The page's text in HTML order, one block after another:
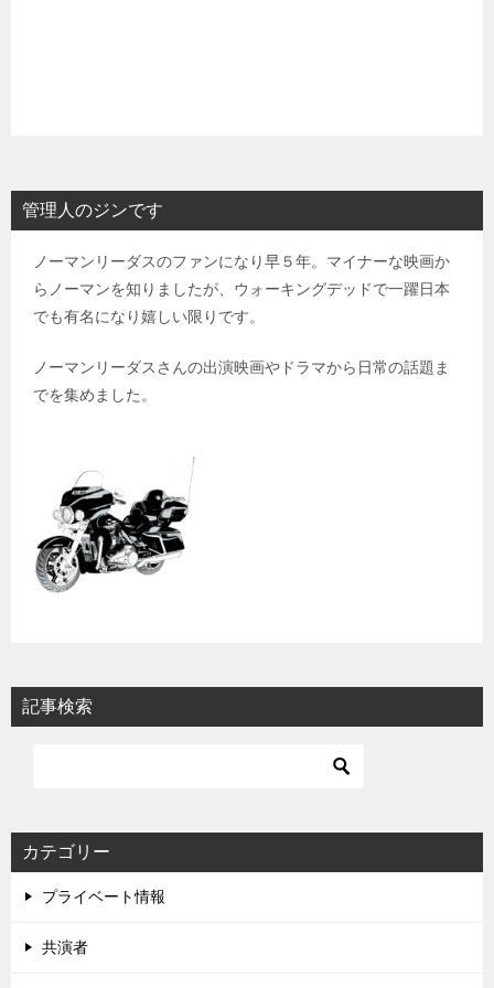
管理人のジンです
ノーマンリーダスのファンになり早５年。マイナーな映画か
らノーマンを知りましたが、ウォーキングデッドで一躍日本
でも有名になり嬉しい限りです。
ノーマンリーダスさんの出演映画やドラマから日常の話題ま
でを集めました。
記事検索
カテゴリー
プライベート情報
共演者